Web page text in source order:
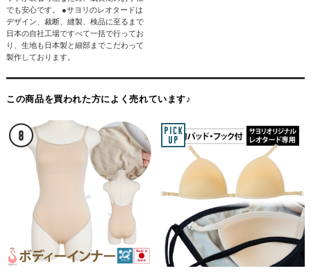
でも安心です。 ●サヨリのレオタードは
デザイン、裁断、縫製、検品に至るまで
日本の自社工場ですべて一括で行ってお
り、生地も日本製と細部までこだわって
製作しております。
この商品を買われた方によく売れています♪